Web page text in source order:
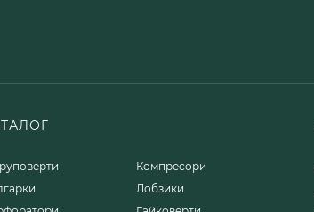
Компресори
Лобзики